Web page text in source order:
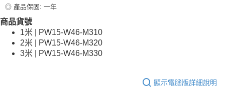
◎ 產品保固: 一年
商品貨號
1米 | PW15-W46-M310
2米 | PW15-W46-M320
3米 | PW15-W46-M330
顯示電腦版詳細說明